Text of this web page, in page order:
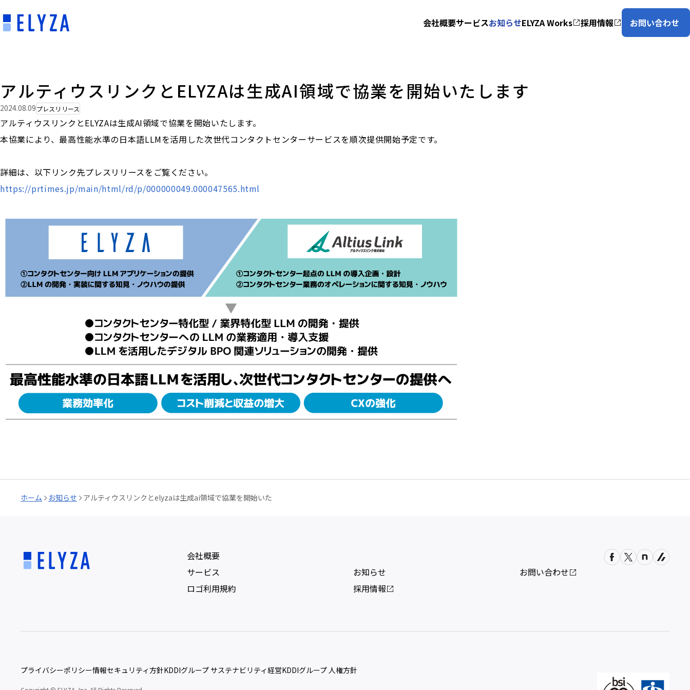
会社概要サービスお知らせELYZA Works 採用情報 お問い合わせ
アルティウスリンクとELYZAは生成AI領域で協業を開始いたします
2024.08.09プレスリリース
アルティウスリンクとELYZAは生成AI領域で協業を開始いたします。
本協業により、最高性能水準の日本語LLMを活用した次世代コンタクトセンターサービスを順次提供開始予定です。
詳細は、以下リンク先プレスリリースをご覧ください。
https://prtimes.jp/main/html/rd/p/000000049.000047565.html
ホーム お知らせ アルティウスリンクとelyzaは生成ai領域で協業を開始いた
会社概要
サービス
ロゴ利用規約
お知らせ
採用情報
お問い合わせ
プライバシーポリシー情報セキュリティ方針KDDIグループ サステナビリティ経営KDDIグループ 人権方針